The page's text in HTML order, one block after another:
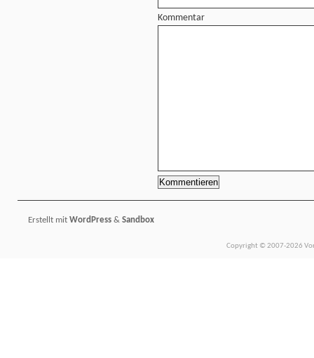
Kommentar
Erstellt mit WordPress & Sandbox
Copyright © 2007-2026